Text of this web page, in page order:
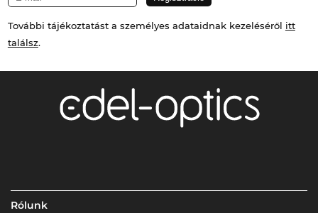
További tájékoztatást a személyes adataidnak kezeléséről itt
találsz.
Rólunk